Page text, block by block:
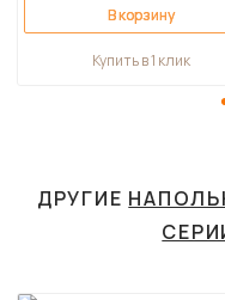
В корзину
Купить в 1 клик
ДРУГИЕ